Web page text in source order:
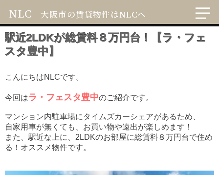
NLC 大阪市の賃貸物件はNLCへ
駅近2LDKが総賃料８万円台！【ラ・フェ
スタ豊中】
こんにちはNLCです。
今回はラ・フェスタ豊中のご紹介です。
マンション内駐車場にタイムズカーシェアがあるため、
自家用車が無くても、お買い物や遠出が楽しめます！
また、駅近な上に、2LDKのお部屋に総賃料８万円台で住め
る！オススメ物件です。